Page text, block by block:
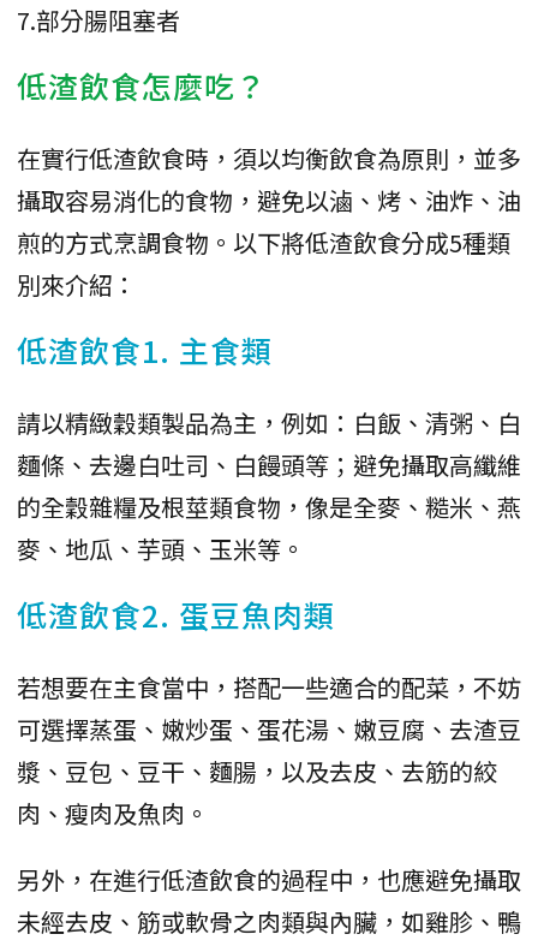
7.部分腸阻塞者
低渣飲食怎麼吃？
在實行低渣飲食時，須以均衡飲食為原則，並多
攝取容易消化的食物，避免以滷、烤、油炸、油
煎的方式烹調食物。以下將低渣飲食分成5種類
別來介紹：
低渣飲食1. 主食類
請以精緻穀類製品為主，例如：白飯、清粥、白
麵條、去邊白吐司、白饅頭等；避免攝取高纖維
的全穀雜糧及根莖類食物，像是全麥、糙米、燕
麥、地瓜、芋頭、玉米等。
低渣飲食2. 蛋豆魚肉類
若想要在主食當中，搭配一些適合的配菜，不妨
可選擇蒸蛋、嫩炒蛋、蛋花湯、嫩豆腐、去渣豆
漿、豆包、豆干、麵腸，以及去皮、去筋的絞
肉、瘦肉及魚肉。
另外，在進行低渣飲食的過程中，也應避免攝取
未經去皮、筋或軟骨之肉類與內臟，如雞胗、鴨